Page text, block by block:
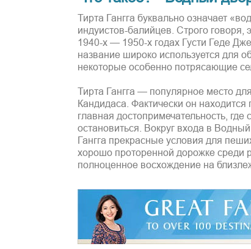
Тирта Гангга буквально означает
индуистов-балийцев. Строго говоря,
1940-х — 1950-х годах Густи Геде
название широко используется для
некоторые особенно потрясающие
Тирта Гангга — популярное место
Кандидаса. Фактически он
главная достопримечательность,
остановиться. Вокруг входа в
Гангга прекрасные условия для
хорошо проторенной дорожке среди
полноценное восхождение на